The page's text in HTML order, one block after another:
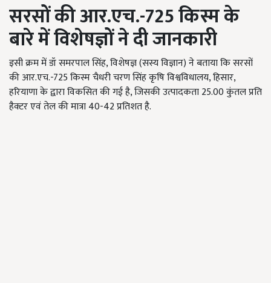
सरसों की आर.एच.-725किस्म के
बारे में विशेषज्ञों ने दी जानकारी
इसी क्रम में डॉ समरपाल सिंह,विशेषज्ञ (सस्य विज्ञान) ने बताया कि सरसों
की आर.एच.-725किस्म चैधरी चरण सिंह कृषि विश्वविधालय,हिसार,
हरियाणा के द्वारा विकसित की गई है, जिसकी उत्पादकता25.00कुंतल प्रति
हैक्टर एवं तेल की मात्रा40-42प्रतिशत है.